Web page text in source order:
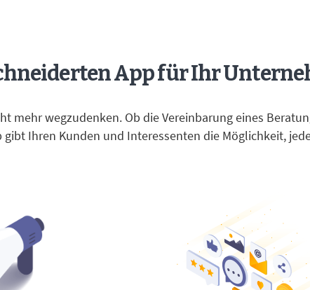
App für Ihr
wegzudenken. Ob die Vereinbarung eines
Ihren Kunden und Interessenten die Möglichkeit,